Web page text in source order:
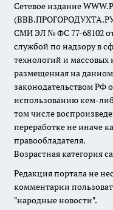
Сетевое издание
СМИ ЭЛ № ФС 77-68102
службой по надзору в
технологий и
размещенная на данном
законодательством РФ
использованию кем-
том числе
переработке не иначе
правообладателя.
Возрастная категория
Редакция портала не
комментарии
"народные новости".